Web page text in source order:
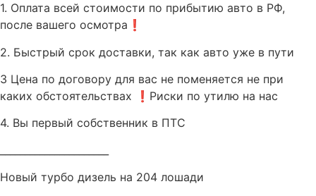
1. Оплата всей стоимости по прибытию авто в РФ,
после вашего осмотра❗️
2. Быстрый срок доставки, так как авто уже в пути
3 Цена по договору для вас не поменяется не при
каких обстоятельствах ❗️Риски по утилю на нас
4. Вы первый собственник в ПТС
Новый турбо дизель на 204 лошади